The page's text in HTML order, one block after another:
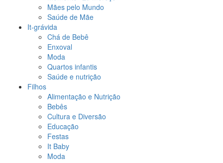
Mães pelo Mundo
Saúde de Mãe
It-grávida
Chá de Bebê
Enxoval
Moda
Quartos infantis
Saúde e nutrição
Filhos
Alimentação e Nutrição
Bebês
Cultura e Diversão
Educação
Festas
It Baby
Moda